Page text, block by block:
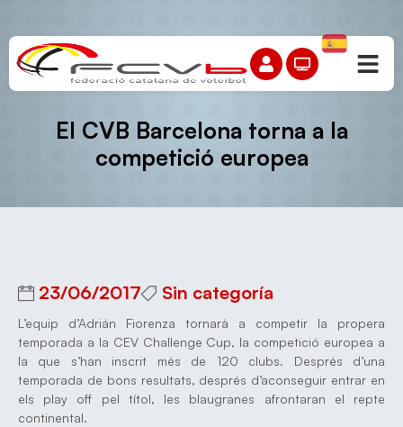
El CVB Barcelona torna a la
competició europea
23/06/2017 Sin categoría
L’equip d’Adrián Fiorenza tornarà a competir la propera
temporada a la CEV Challenge Cup, la competició europea a
la que s’han inscrit més de 120 clubs. Després d’una
temporada de bons resultats, després d’aconseguir entrar en
els play off pel títol, les blaugranes afrontaran el repte
continental.